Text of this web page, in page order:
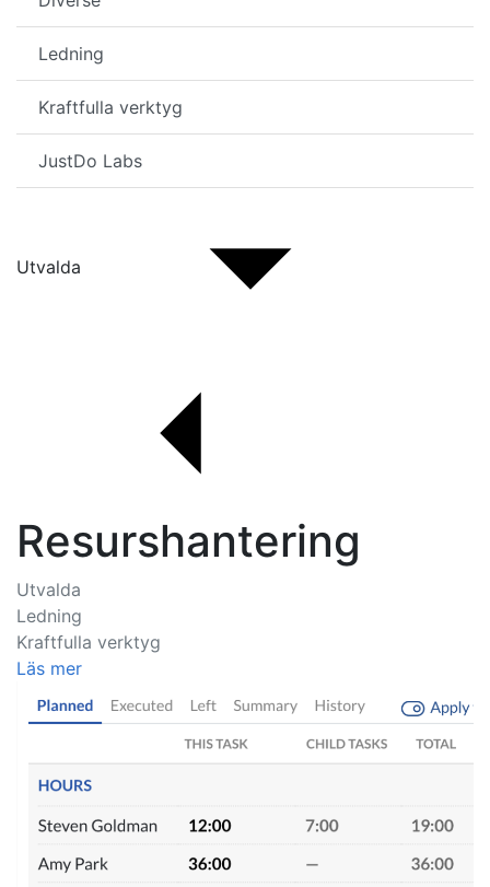
Ledning
Kraftfulla verktyg
JustDo Labs
Utvalda
Resurshantering
Utvalda
Ledning
Kraftfulla verktyg
Läs mer